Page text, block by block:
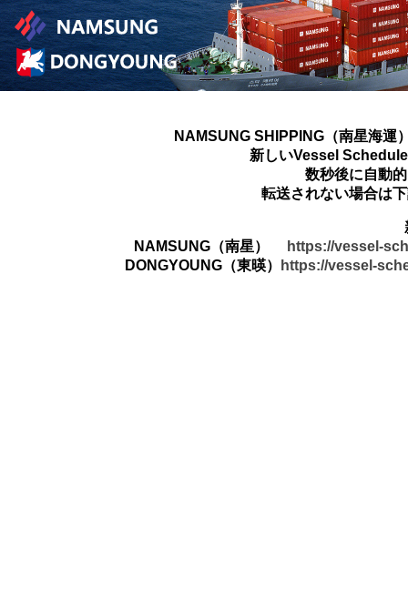
NAMSUNG SHIPPING（南星海運
新しいVessel
数秒後に自動
転送されない場合は
NAMSUNG（南星）
https://vessel-
DONGYOUNG（東暎）
https://vessel-